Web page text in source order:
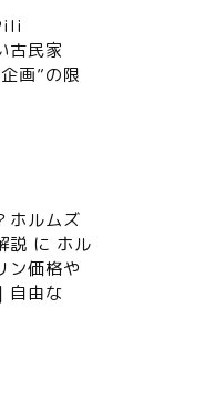
古民家
画”の限
ホルムズ
説 に ホル
ン価格や
自由な